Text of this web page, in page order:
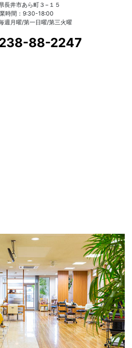
長井市あら町３−１５
時間：9:30-18:00
週月曜/第一日曜/第三火曜
88-2247